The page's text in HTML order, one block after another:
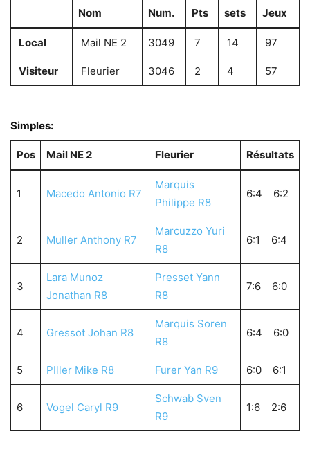
Nom Num. Pts sets Jeux
Local Mail NE 2 3049 7 14 97
Visiteur Fleurier 3046 2 4 57
Simples:
Pos Mail NE 2 Fleurier Résultats
1 Macedo Antonio R7
Marquis
Philippe R8
6:4 6:2
2 Muller Anthony R7
Marcuzzo Yuri
R8
6:1 6:4
3
Lara Munoz
Jonathan R8
Presset Yann
R8
7:6 6:0
4 Gressot Johan R8
Marquis Soren
R8
6:4 6:0
5 PIller Mike R8 Furer Yan R9 6:0 6:1
6 Vogel Caryl R9
Schwab Sven
R9
1:6 2:6